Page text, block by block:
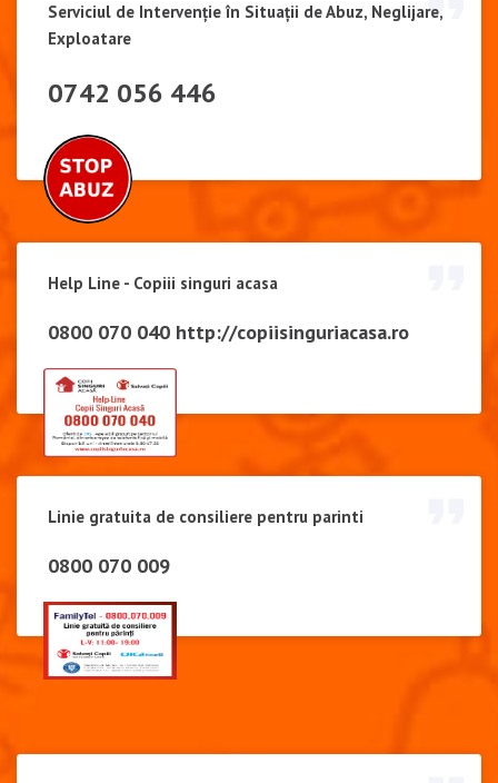
Serviciul de Intervenție în Situații de Abuz, Neglijare,
Exploatare
0742 056 446
Help Line - Copiii singuri acasa
0800 070 040 http://copiisinguriacasa.ro
Linie gratuita de consiliere pentru parinti
0800 070 009